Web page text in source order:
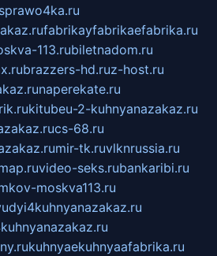
fabrikayfabrikaefabrika.ru
113.rubiletnadom.ru
brazzers-hd.ruz-host.ru
naperekate.ru
kitubeu-2-kuhnyanazakaz.ru
cs-68.ru
mir-tk.ruvlknrussia.ru
video-seks.rubankaribi.ru
moskva113.ru
kuhnyaekuhnyaafabrika.ru